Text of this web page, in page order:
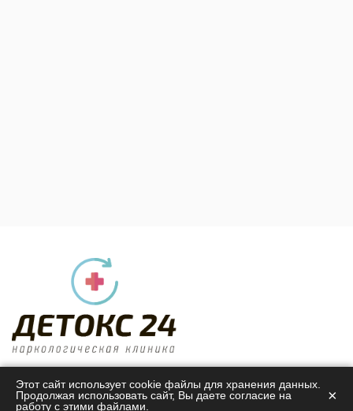
Центр лечения алкогольной и наркотической
зависимости
Этот сайт использует cookie файлы для хранения данных.
Продолжая использовать сайт, Вы даете согласие на
работу с этими файлами.
×